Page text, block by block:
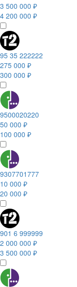
3 500 000 ₽
4 200 000 ₽
95 35 222222
275 000 ₽
300 000 ₽
9500020220
50 000 ₽
100 000 ₽
9307701777
10 000 ₽
20 000 ₽
901 6 999999
2 000 000 ₽
3 500 000 ₽